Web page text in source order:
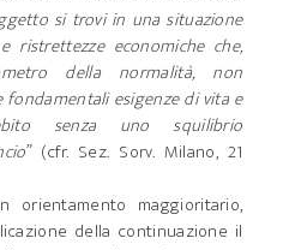
si trovi in una situazione
ristrettezze economiche che,
della normalità, non
esigenze di vita e
senza uno squilibrio
” (cfr. Sez. Sorv. Milano, 21
orientamento maggioritario,
della continuazione il